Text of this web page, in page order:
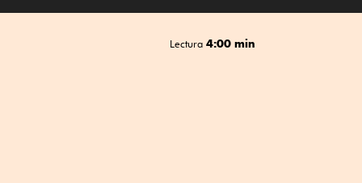
Lectura 4:00 min